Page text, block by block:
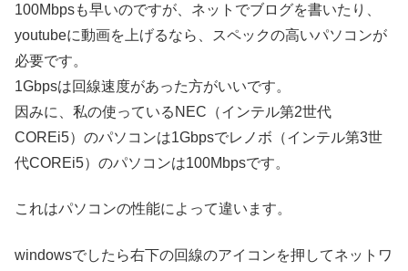
100Mbpsも早いのですが、ネットでブログを書いたり、
youtubeに動画を上げるなら、スペックの高いパソコンが
必要です。
1Gbpsは回線速度があった方がいいです。
因みに、私の使っているNEC（インテル第2世代
COREi5）のパソコンは1Gbpsでレノボ（インテル第3世
代COREi5）のパソコンは100Mbpsです。
これはパソコンの性能によって違います。
windowsでしたら右下の回線のアイコンを押してネットワ